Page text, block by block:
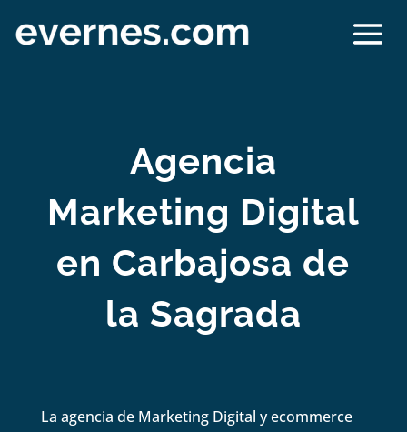
Agencia
Marketing Digital
en Carbajosa de
la Sagrada
La agencia de Marketing Digital y ecommerce